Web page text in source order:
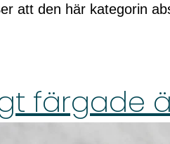
att den här kategorin
färgade